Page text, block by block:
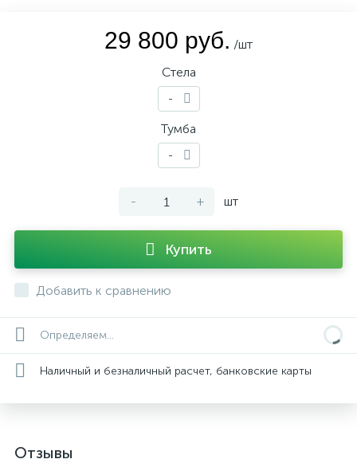
29 800 руб. /шт
Стела
-
Тумба
-
- + шт
Купить
Добавить к сравнению
Определяем...
Наличный и безналичный расчет, банковские карты
Отзывы